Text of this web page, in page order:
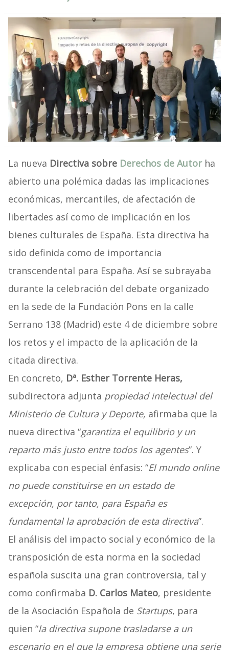
La nueva Directiva sobre Derechos de Autorha
abierto una polémica dadas las implicaciones
económicas, mercantiles, de afectación de
libertades así como de implicación en los
bienes culturales de España. Esta directiva ha
sido definida como de importancia
transcendental para España. Así se subrayaba
durante la celebración del debate organizado
en la sede de la Fundación Pons en la calle
Serrano 138 (Madrid) este 4 de diciembre sobre
los retos y el impacto de la aplicación de la
citada directiva.
En concreto, Dª. Esther Torrente Heras,
subdirectora adjunta propiedad intelectual del
Ministerio de Cultura y Deporte, afirmaba que la
nueva directiva “garantiza el equilibrio y un
reparto más justo entre todos los agentes”. Y
explicaba con especial énfasis: “El mundo online
no puede constituirse en un estado de
excepción, por tanto, para España es
fundamental la aprobación de esta directiva”.
El análisis del impacto social y económico de la
transposición de esta norma en la sociedad
española suscita una gran controversia, tal y
como confirmaba D. Carlos Mateo, presidente
de la Asociación Española de Startups, para
quien “la directiva supone trasladarse a un
escenario en el que la empresa obtiene una serie